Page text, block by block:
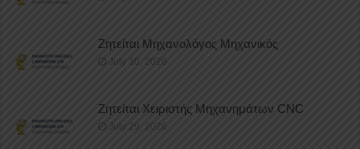
Ζητείται Μηχανολόγος Μηχανικός
July 30, 2026
Ζητείται Χειριστής Μηχανημάτων CNC
July 29, 2026